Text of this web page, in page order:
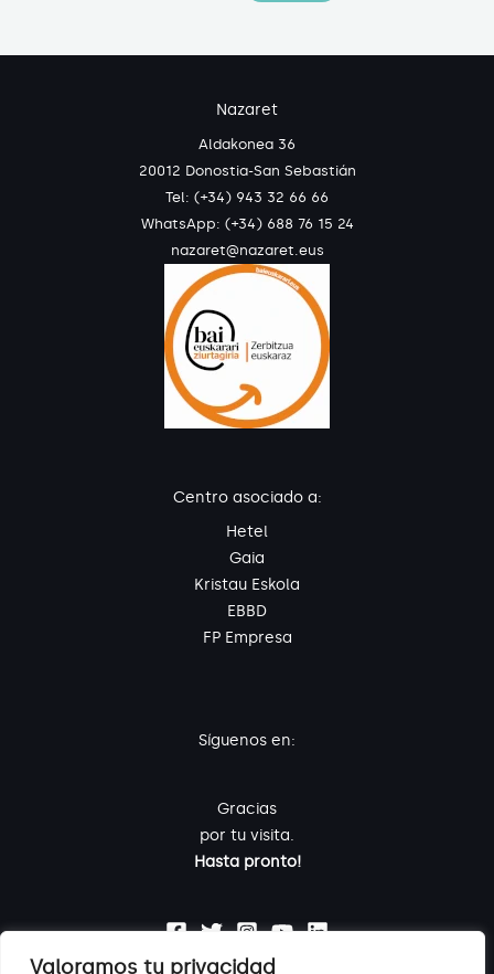
Valoramos tu privacidad
Nazaret
Aldakonea 36
20012 Donostia-San Sebastián
Tel: (+34) 943 32 66 66
WhatsApp: (+34) 688 76 15 24
nazaret@nazaret.eus
Centro asociado a:
Hetel
Gaia
Kristau Eskola
EBBD
FP Empresa
Síguenos en:
Gracias
por tu visita.
Hasta pronto!